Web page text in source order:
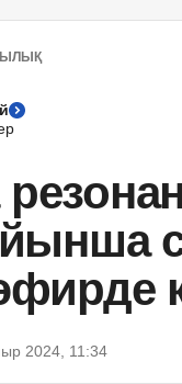
2024, 11:34